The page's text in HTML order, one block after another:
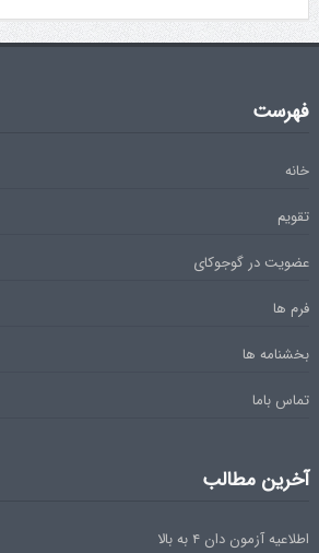
فهرست
خانه
تقویم
عضویت در گوجوکای
فرم ها
بخشنامه ها
تماس باما
آخرین مطالب
اطلاعیه آزمون دان ۴ به بالا